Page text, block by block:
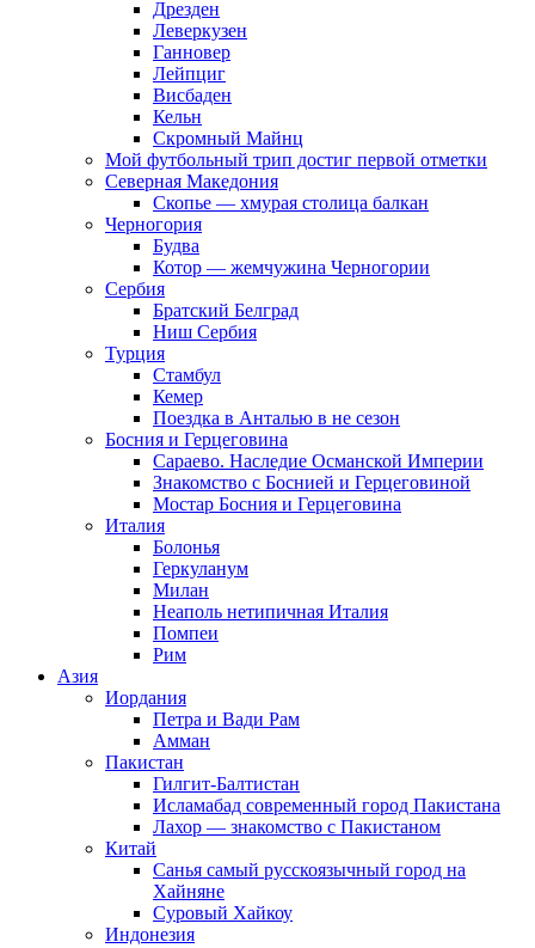
Дрезден
Леверкузен
Ганновер
Лейпциг
Висбаден
Кельн
Скромный Майнц
Мой футбольный трип достиг первой отметки
Северная Македония
Скопье — хмурая столица балкан
Черногория
Будва
Котор — жемчужина Черногории
Сербия
Братский Белград
Ниш Сербия
Турция
Стамбул
Кемер
Поездка в Анталью в не сезон
Босния и Герцеговина
Сараево. Наследие Османской Империи
Знакомство с Боснией и Герцеговиной
Мостар Босния и Герцеговина
Италия
Болонья
Геркуланум
Милан
Неаполь нетипичная Италия
Помпеи
Рим
Азия
Иордания
Петра и Вади Рам
Амман
Пакистан
Гилгит-Балтистан
Исламабад современный город Пакистана
Лахор — знакомство с Пакистаном
Китай
Санья самый русскоязычный город на
Хайняне
Суровый Хайкоу
Индонезия